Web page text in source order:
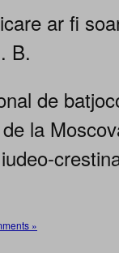
ar fi
B.
de
la
»